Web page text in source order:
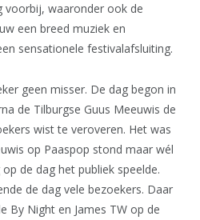
voorbij, waaronder ook de
een breed muziek en
sensationele festivalafsluiting.
geen misser. De dag begon in
de Tilburgse Guus Meeuwis de
wist te veroveren. Het was
op Paaspop stond maar wél
de dag het publiek speelde.
de dag vele bezoekers. Daar
By Night en James TW op de